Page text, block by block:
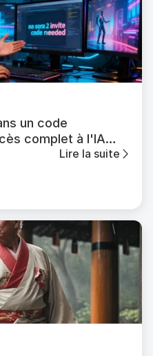
un code
complet à l'IA
Lire la suite